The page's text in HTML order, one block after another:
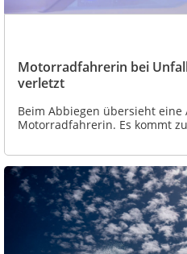
Motorradfahrerin bei
verletzt
Beim Abbiegen übersieht
Motorradfahrerin. Es kommt